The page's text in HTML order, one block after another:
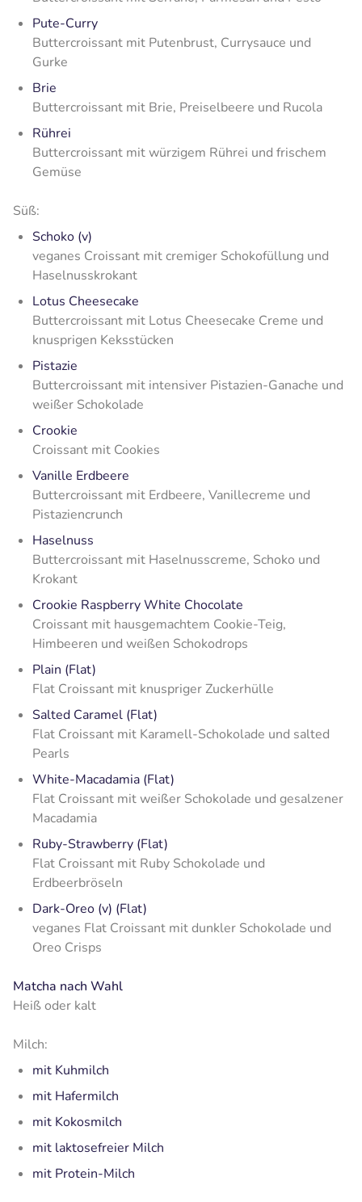
Pute-Curry
Buttercroissant mit Putenbrust, Currysauce und
Gurke
Brie
Buttercroissant mit Brie, Preiselbeere und Rucola
Rührei
Buttercroissant mit würzigem Rührei und frischem
Gemüse
Süß:
Schoko (v)
veganes Croissant mit cremiger Schokofüllung und
Haselnusskrokant
Lotus Cheesecake
Buttercroissant mit Lotus Cheesecake Creme und
knusprigen Keksstücken
Pistazie
Buttercroissant mit intensiver Pistazien-Ganache und
weißer Schokolade
Crookie
Croissant mit Cookies
Vanille Erdbeere
Buttercroissant mit Erdbeere, Vanillecreme und
Pistaziencrunch
Haselnuss
Buttercroissant mit Haselnusscreme, Schoko und
Krokant
Crookie Raspberry White Chocolate
Croissant mit hausgemachtem Cookie-Teig,
Himbeeren und weißen Schokodrops
Plain (Flat)
Flat Croissant mit knuspriger Zuckerhülle
Salted Caramel (Flat)
Flat Croissant mit Karamell-Schokolade und salted
Pearls
White-Macadamia (Flat)
Flat Croissant mit weißer Schokolade und gesalzener
Macadamia
Ruby-Strawberry (Flat)
Flat Croissant mit Ruby Schokolade und
Erdbeerbröseln
Dark-Oreo (v) (Flat)
veganes Flat Croissant mit dunkler Schokolade und
Oreo Crisps
Matcha nach Wahl
Heiß oder kalt
Milch:
mit Kuhmilch
mit Hafermilch
mit Kokosmilch
mit laktosefreier Milch
mit Protein-Milch